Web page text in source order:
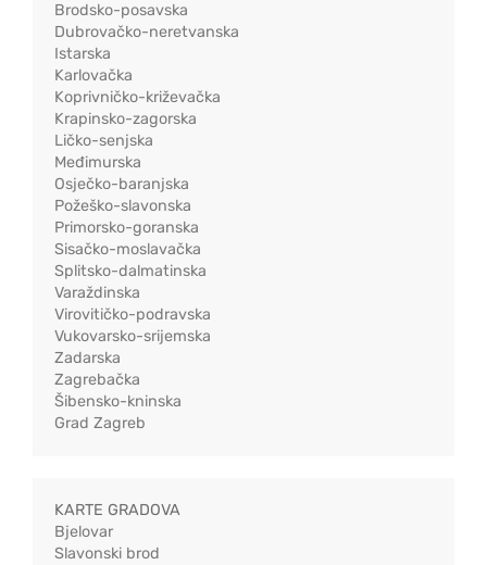
Brodsko-posavska
Dubrovačko-neretvanska
Istarska
Karlovačka
Koprivničko-križevačka
Krapinsko-zagorska
Ličko-senjska
Međimurska
Osječko-baranjska
Požeško-slavonska
Primorsko-goranska
Sisačko-moslavačka
Splitsko-dalmatinska
Varaždinska
Virovitičko-podravska
Vukovarsko-srijemska
Zadarska
Zagrebačka
Šibensko-kninska
Grad Zagreb
KARTE GRADOVA
Bjelovar
Slavonski brod